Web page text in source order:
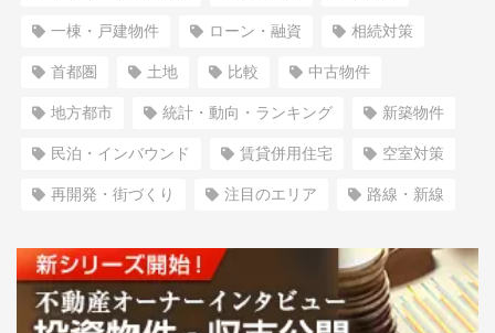
一棟・戸建物件 ローン・融資 相続対策
首都圏 土地 比較 中古物件
地方都市 統計・動向・ランキング 新築物件
民泊・インバウンド 賃貸併用住宅 空室対策
再開発・街づくり 注目のエリア 路線・新線